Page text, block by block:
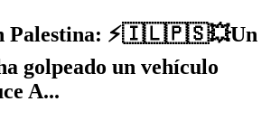
Palestina: ⚡️🇮🇱🇵🇸💥Un
golpeado un vehículo
A...